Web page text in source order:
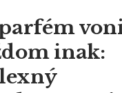
inak: